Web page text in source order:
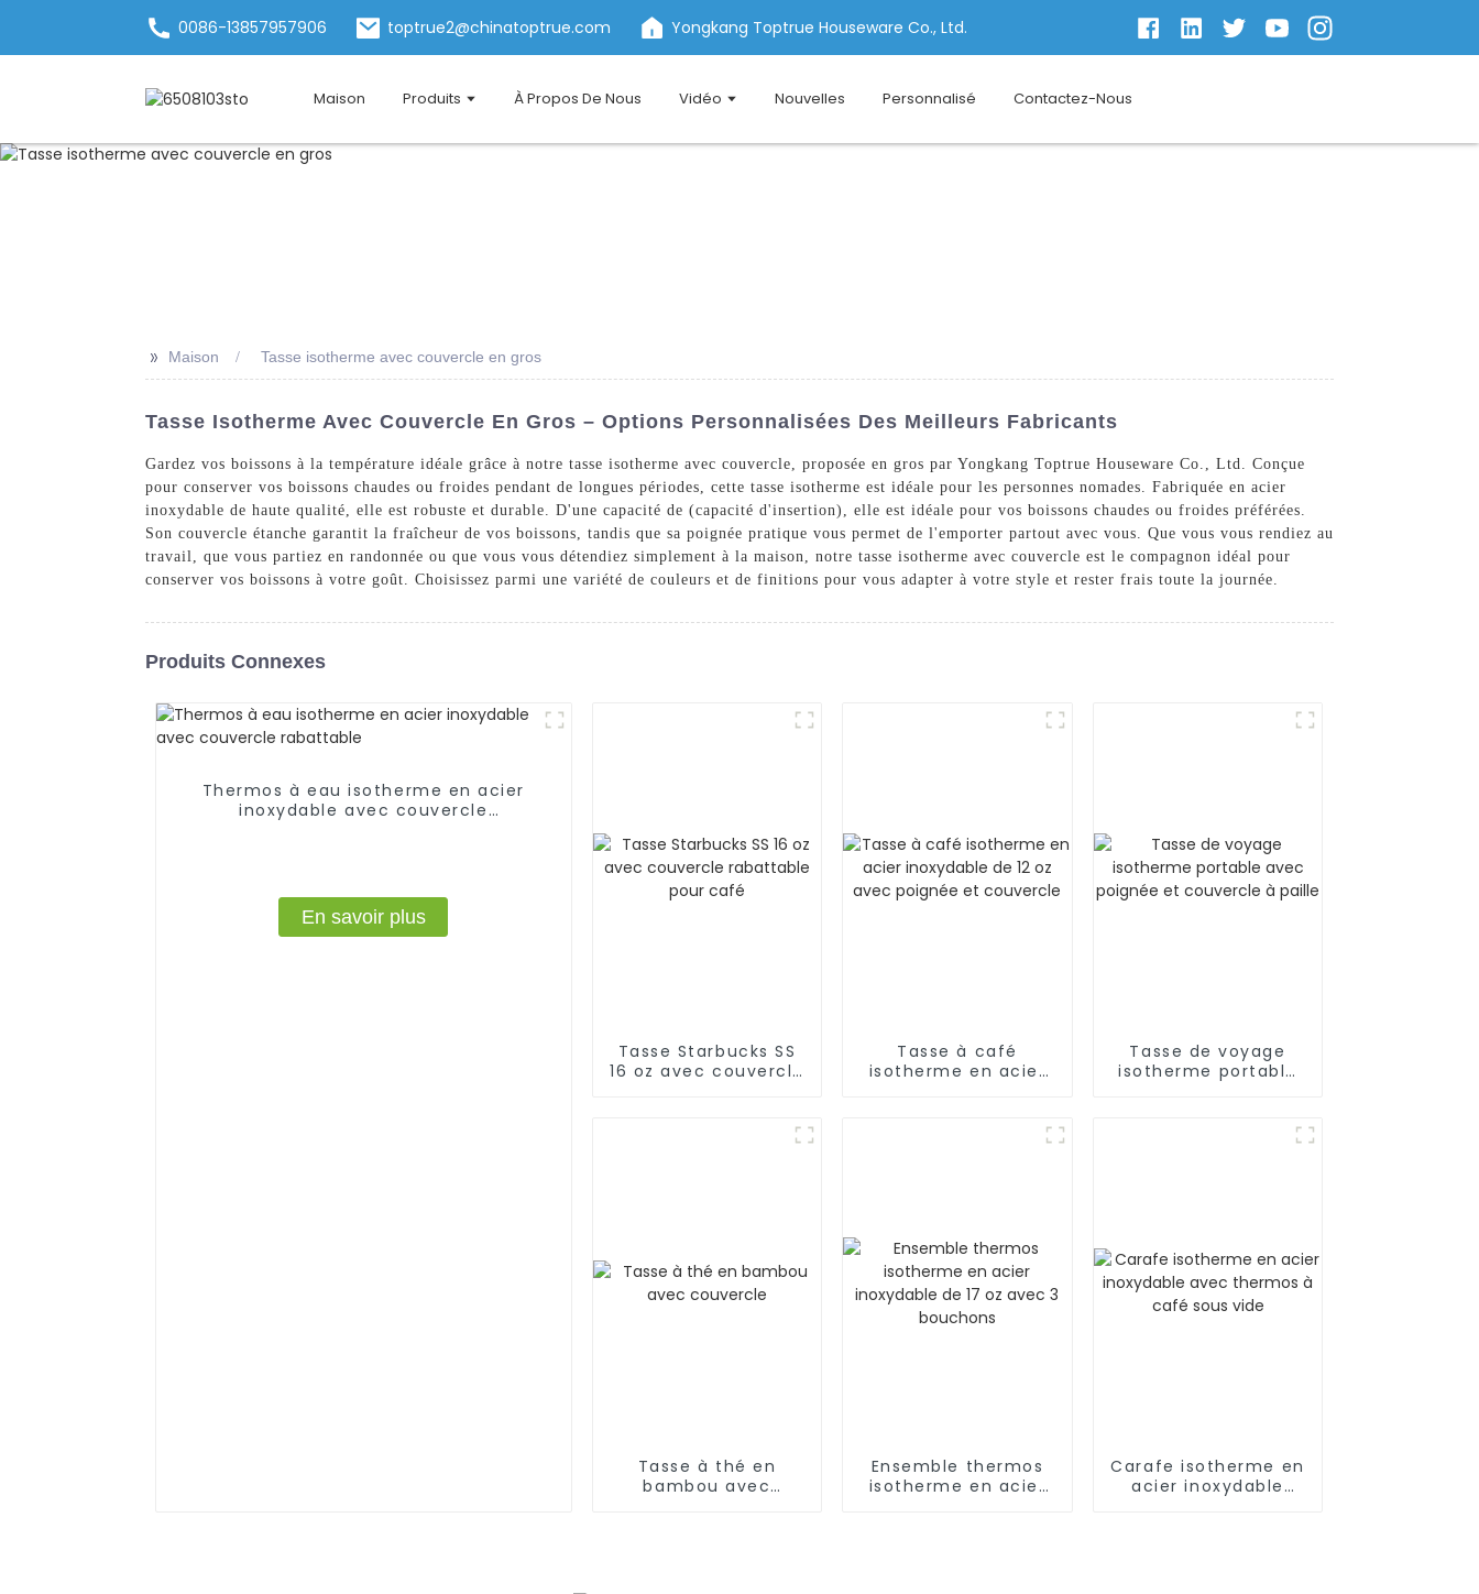
0086-13857957906 toptrue2@chinatoptrue.com Yongkang Toptrue Houseware Co., Ltd.
Maison Produits À Propos De Nous Vidéo Nouvelles Personnalisé Contactez-Nous
>> Maison Tasse isotherme avec couvercle en gros
Tasse Isotherme Avec Couvercle En Gros – Options Personnalisées Des Meilleurs Fabricants
Gardez vos boissons à la température idéale grâce à notre tasse isotherme avec couvercle, proposée en gros par Yongkang Toptrue Houseware Co., Ltd. Conçue
pour conserver vos boissons chaudes ou froides pendant de longues périodes, cette tasse isotherme est idéale pour les personnes nomades. Fabriquée en acier
inoxydable de haute qualité, elle est robuste et durable. D'une capacité de (capacité d'insertion), elle est idéale pour vos boissons chaudes ou froides préférées.
Son couvercle étanche garantit la fraîcheur de vos boissons, tandis que sa poignée pratique vous permet de l'emporter partout avec vous. Que vous vous rendiez au
travail, que vous partiez en randonnée ou que vous vous détendiez simplement à la maison, notre tasse isotherme avec couvercle est le compagnon idéal pour
conserver vos boissons à votre goût. Choisissez parmi une variété de couleurs et de finitions pour vous adapter à votre style et rester frais toute la journée.
Produits Connexes
Thermos à eau isotherme en acier
inoxydable avec couvercle
En savoir plus
Tasse Starbucks SS
16 oz avec couvercle
Tasse à café
isotherme en acier
Tasse de voyage
isotherme portable
Tasse à thé en
bambou avec
Ensemble thermos
isotherme en acier
Carafe isotherme en
acier inoxydable